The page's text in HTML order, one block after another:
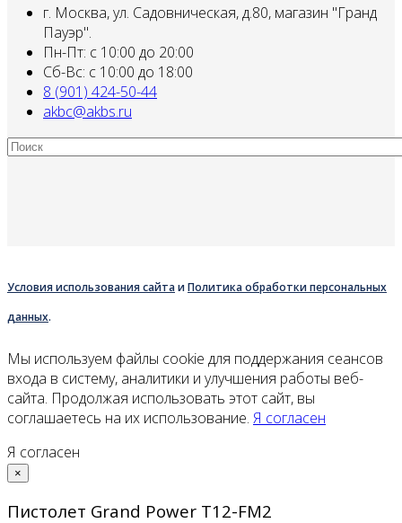
г. Москва, ул. Садовническая, д.80, магазин "Гранд
Пауэр".
Пн-Пт: с 10:00 до 20:00
Сб-Вс: с 10:00 до 18:00
8 (901) 424-50-44
akbc@akbs.ru
Условия использования сайтаиПолитика обработки персональных
данных.
Мы используем файлы cookie для поддержания сеансов
входа в систему, аналитики и улучшения работы веб-
сайта. Продолжая использовать этот сайт, вы
соглашаетесь на их использование. Я согласен
Я согласен
×
Пистолет Grand Power Т12-FM2